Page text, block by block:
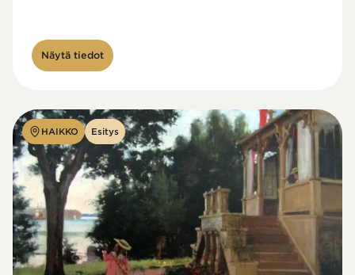
Näytä tiedot
HAIKKO Esitys